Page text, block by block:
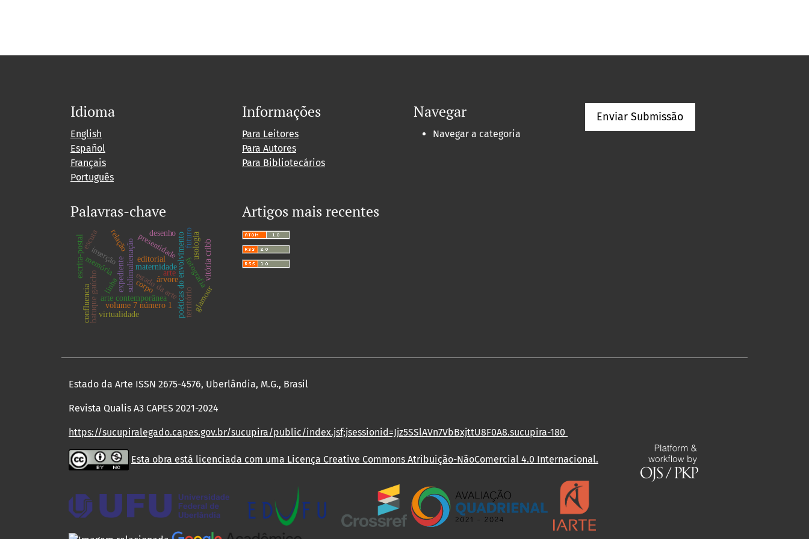
Idioma
English
Español
Français
Português
Informações
Para Leitores
Para Autores
Para Bibliotecários
Navegar
Navegar a categoria
Enviar Submissão
Palavras-chave
estado da arte
expediente editorial poéticas do envolvimento
volume 7 número 1
sublimalienaçãopresentidade
arte contemporânea
fotografia
batuque gaúcho
maternidade
memória vitória cribb
virtualidade
glamour
inserção
território
usologia
escrita-postal relação
confluencia
árvore
linha
desenho
corpo
escuta futuro
arte
Artigos mais recentes
Estado da Arte ISSN 2675-4576, Uberlândia, M.G., Brasil
Revista Qualis A3 CAPES 2021-2024
https://sucupiralegado.capes.gov.br/sucupira/public/index.jsf;jsessionid=Jjz5SSlAVn7VbBxjttU8F0A8.sucupira-180
Esta obra está licenciada com uma Licença Creative Commons Atribuição-NãoComercial 4.0 Internacional.